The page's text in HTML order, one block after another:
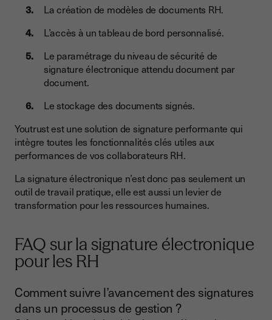
La création de modèles de documents RH.
L’accès à un tableau de bord personnalisé.
Le paramétrage du niveau de sécurité de
signature électronique attendu document par
document.
Le stockage des documents signés.
Youtrust est une solution de signature performante qui
intègre toutes les fonctionnalités clés utiles aux
performances de vos collaborateurs RH.
La signature électronique n’est donc pas seulement un
outil de travail pratique, elle est aussi un levier de
transformation pour les ressources humaines.
FAQ sur la signature électronique
pour les RH
Comment suivre l’avancement des signatures
dans un processus de gestion ?